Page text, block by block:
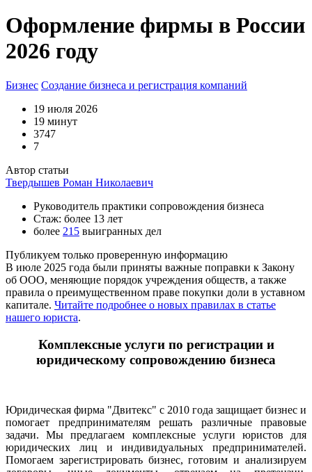
Оформление фирмы в России
2026 году
Бизнес Создание бизнеса и регистрация компаний
19 июля 2026
19 минут
3747
7
Автор статьи
Твердышев Роман Николаевич
Руководитель практики сопровождения бизнеса
Стаж: более 13 лет
более 215 выигранных дел
Публикуем только проверенную информацию
В июле 2025 года были приняты важные поправки к Закону
об ООО, меняющие порядок учреждения обществ, а также
правила о преимущественном праве покупки доли в уставном
капитале. Читайте подробнее о новых правилах в статье
нашего юриста.
Комплексные услуги по регистрации и
юридическому сопровождению бизнеса
Юридическая фирма "Двитекс" с 2010 года защищает бизнес и
помогает предпринимателям решать различные правовые
задачи. Мы предлагаем комплексные услуги юристов для
юридических лиц и индивидуальных предпринимателей.
Помогаем зарегистрировать бизнес, готовим и анализируем